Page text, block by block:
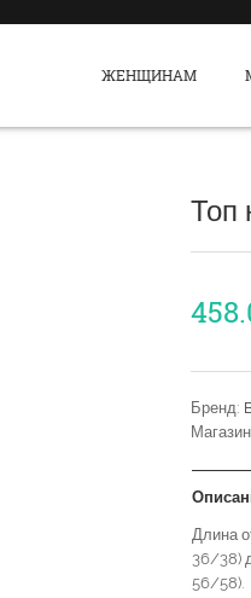
ЖЕНЩИНАМ
Топ
Бренд:
Длина
36/38)
56/58).